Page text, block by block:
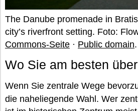
The Danube promenade in
city’s riverfront setting. Foto:
Commons-Seite · Public domain
Wo Sie am besten
Wenn Sie zentrale Wege
die naheliegende Wahl. Wer